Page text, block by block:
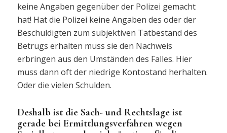
keine Angaben gegenüber der Polizei gemacht
hat! Hat die Polizei keine Angaben des oder der
Beschuldigten zum subjektiven Tatbestand des
Betrugs erhalten muss sie den Nachweis
erbringen aus den Umständen des Falles. Hier
muss dann oft der niedrige Kontostand herhalten.
Oder die vielen Schulden.
Deshalb ist die Sach- und Rechtslage ist
gerade bei Ermittlungsverfahren wegen